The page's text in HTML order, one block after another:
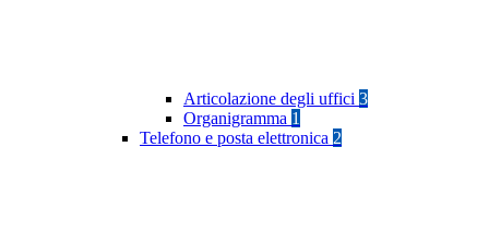
Articolazione degli uffici 3
Organigramma 1
Telefono e posta elettronica 2